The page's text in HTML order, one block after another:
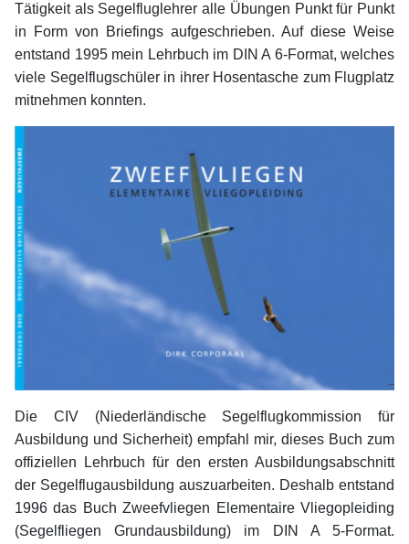
Tätigkeit als Segelfluglehrer alle Übungen Punkt für Punkt
in Form von Briefings aufgeschrieben. Auf diese Weise
entstand 1995 mein Lehrbuch im DIN A 6-Format, welches
viele Segelflugschüler in ihrer Hosentasche zum Flugplatz
mitnehmen konnten.
Die CIV (Niederländische Segelflugkommission für
Ausbildung und Sicherheit) empfahl mir, dieses Buch zum
offiziellen Lehrbuch für den ersten Ausbildungsabschnitt
der Segelflugausbildung auszuarbeiten. Deshalb entstand
1996 das Buch Zweefvliegen Elementaire Vliegopleiding
(Segelfliegen Grundausbildung) im DIN A 5-Format.